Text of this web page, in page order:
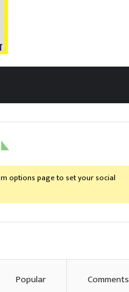
for
options page to set your social
Popular Comments